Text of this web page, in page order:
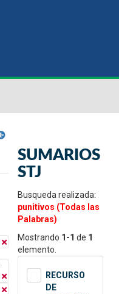
SUMARIOS
STJ
Busqueda realizada:
punitivos (Todas las
Palabras)
Mostrando 1-1 de 1
elemento.
RECURSO
DE